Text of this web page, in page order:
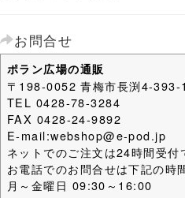
お問合せ
ポラン広場の通販
〒198-0052 青梅市長渕4-393-
TEL 0428-78-3284
FAX 0428-24-9892
E-mail:webshop@e-pod.jp
ネットでのご注文は24時間受付
お電話でのお問合せは下記の時
月～金曜日 09:30～16:00